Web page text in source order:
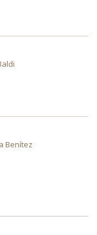
Benítez